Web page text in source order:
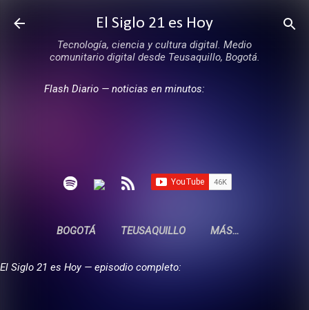
Ir al contenido principal
El Siglo 21 es Hoy
Tecnología, ciencia y cultura digital. Medio
comunitario digital desde Teusaquillo, Bogotá.
Flash Diario — noticias en minutos:
BOGOTÁ TEUSAQUILLO MÁS…
El Siglo 21 es Hoy — episodio completo: